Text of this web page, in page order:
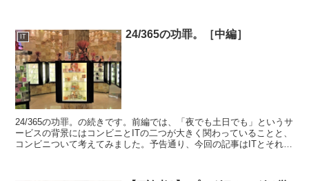
IT 24/365の功罪。［中編］
24/365の功罪。の続きです。前編では、「夜でも土日でも」というサ
ービスの背景にはコンビニとITの二つが大きく関わっていることと、
コンビニついて考えてみました。予告通り、今回の記事はITとそれに